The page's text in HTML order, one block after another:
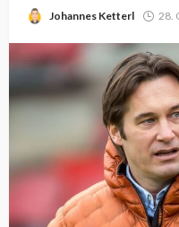
Johannes Ketterl 28.